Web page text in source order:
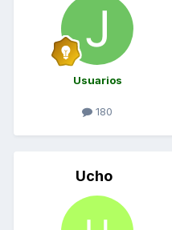
Usuarios
180
Ucho